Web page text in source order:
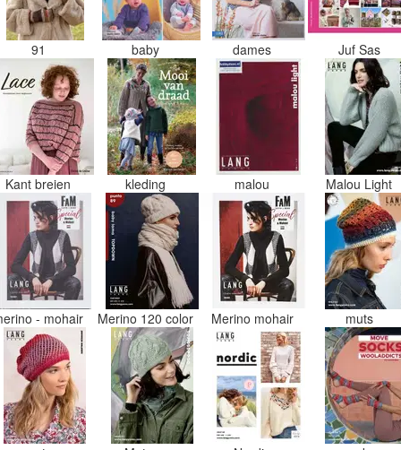
91 baby dames Juf Sas
Kant breien kleding malou Malou Light
- mohair Merino 120 color Merino mohair muts